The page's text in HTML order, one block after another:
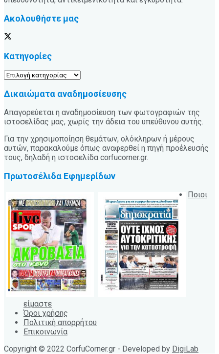
Ακολουθήστε μας
Κατηγορίες
Κατηγορίες
Δικαιώματα αναδημοσίευσης
Απαγορεύεται η αναδημοσίευση των φωτογραφιών της
ιστοσελίδας μας, χωρίς την άδεια του υπεύθυνου αυτής.
Για την χρησιμοποίηση θεμάτων, ολόκληρων ή μέρους
αυτών, παρακαλούμε όπως αναφερθεί η πηγή προέλευσής
τους, δηλαδή η ιστοσελίδα corfucorner.gr.
Πρωτοσέλιδα Εφημερίδων
Ποιοι
είμαστε
Όροι χρήσης
Πολιτική απορρήτου
Επικοινωνία
Copyright © 2022 CorfuCorner.gr - Developed by DigiLab